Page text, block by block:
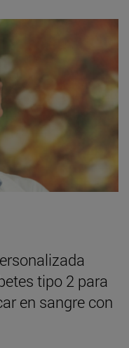
tipo 2 para
en sangre con